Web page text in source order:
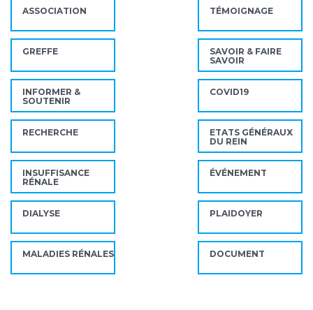
ASSOCIATION TÉMOIGNAGE
GREFFE
SAVOIR & FAIRE
SAVOIR
INFORMER &
SOUTENIR
COVID19
RECHERCHE
ETATS GÉNÉRAUX
DU REIN
INSUFFISANCE
RÉNALE
ÉVÉNEMENT
DIALYSE PLAIDOYER
MALADIES RÉNALES DOCUMENT